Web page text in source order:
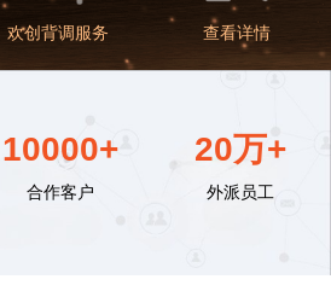
欢创背调服务 查看详情
10000+
合作客户
20万+
外派员工